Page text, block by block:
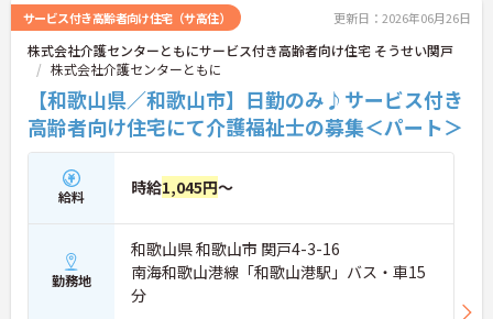
いう実績から、長期的なキャリア形成に最適な環境
です。
★おすすめPOINT★
【柔軟なシフト調整により無理のない働き方が実現
可能です】
・月9から10日のお休みのうち3日は希望休を取得で
きるため、プライベートの予定に合わせて柔軟に働
けます
・夜勤回数の相談も可能であり、残業が発生しない
勤務体制のため、ご自身のライフスタイルを大切に
【充実の待遇と手厚い福利厚生で長く安定して活躍
できます】
・手当が充実しており残業なしでも年収400万円以
サービス付き高齢者向け住宅（サ高住） 更新日：2026年06月26日
株式会社介護センターともにサービス付き高齢者向け住宅 そうせい関戸
株式会社介護センターともに
【和歌山県／和歌山市】日勤のみ♪サービス付き
高齢者向け住宅にて介護福祉士の募集＜パート＞
給料 時給1,045円～
勤務地
和歌山県 和歌山市 関戸4-3-16
南海和歌山港線「和歌山港駅」バス・車15
分